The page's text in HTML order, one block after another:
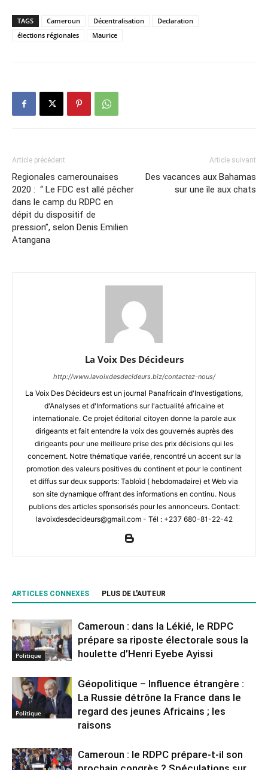
TAGS Cameroun Décentralisation
Declaration
élections régionales
Maurice
Article précédent
Regionales camerounaises
2020 : “ Le FDC est allé pêcher
dans le camp du RDPC en
dépit du dispositif de
pression”, selon Denis Emilien
Atangana
Article suivant
Des vacances aux Bahamas
sur une île aux chats
La Voix Des Décideurs
http://www.lavoixdesdecideurs.biz/contactez-nous/
La Voix Des Décideurs est un journal Panafricain d'Investigations,
d'Analyses et d'Informations sur l'actualité africaine et
internationale. Ce projet éditorial citoyen donne la parole aux
dirigeants et fait entendre la voix des gouvernés auprès des
dirigeants pour une meilleure prise des prix décisions qui les
concernent. Notre thématique variée, rencontré un accent sur la
promotion des valeurs positives du continent et pour le continent
et diffus sur deux supports: Tabloïd ( hebdomadaire) et Web via
son site dynamique offrant des informations en continu. Nous
publions des articles sponsorisés pour les annonceurs. Contact:
lavoixdesdecideurs@gmail.com - Tél : +237 680-81-22-42
ARTICLES CONNEXES PLUS DE L'AUTEUR
Politique
Cameroun : dans la Lékié, le RDPC
prépare sa riposte électorale sous la
houlette d’Henri Eyebe Ayissi
Politique
Géopolitique – Influence étrangère :
La Russie détrône la France dans le
regard des jeunes Africains ; les
raisons
Cameroun : le RDPC prépare-t-il son